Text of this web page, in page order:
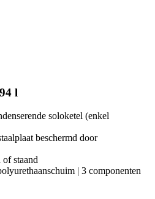
l
soloketel (enkel
beschermd door
of staand
| 3 componenten